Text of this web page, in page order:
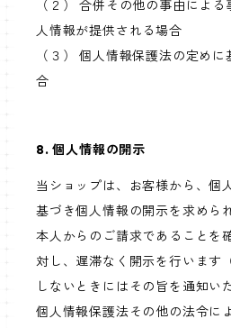
（２） 合併その他の事由によ
人情報が提供される場合
（３） 個人情報保護法の定め
合
8. 個人情報の開示
当ショップは、お客様から、個
基づき個人情報の開示を求めら
本人からのご請求であることを
対し、遅滞なく開示を行います
しないときにはその旨を通知い
個人情報保護法その他の法令に